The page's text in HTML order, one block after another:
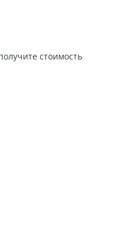
стоимость